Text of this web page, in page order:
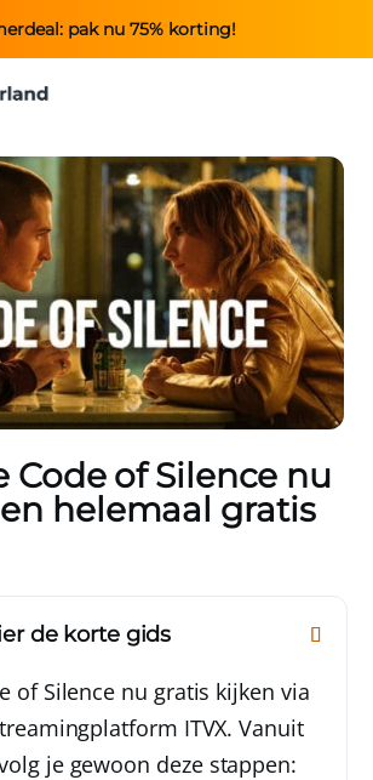
pak nu 75% korting!
Code of Silence nu
helemaal gratis
de korte gids
of Silence nu gratis kijken via
ITVX. Vanuit
je gewoon deze stappen: